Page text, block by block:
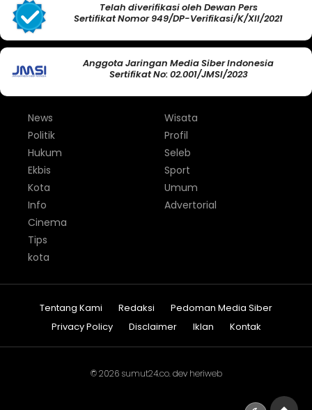
Telah diverifikasi oleh Dewan Pers
Sertifikat Nomor 949/DP-Verifikasi/K/XII/2021
Anggota Jaringan Media Siber Indonesia
Sertifikat No: 02.001/JMSI/2023
News
Politik
Hukum
Ekbis
Kota
Info
Wisata
Profil
Seleb
Sport
Umum
Advertorial
Cinema
Tips
kota
Tentang Kami Redaksi
Pedoman Media Siber
Privacy Policy
Disclaimer Iklan Kontak
© 2026 sumut24.co. dev heriweb